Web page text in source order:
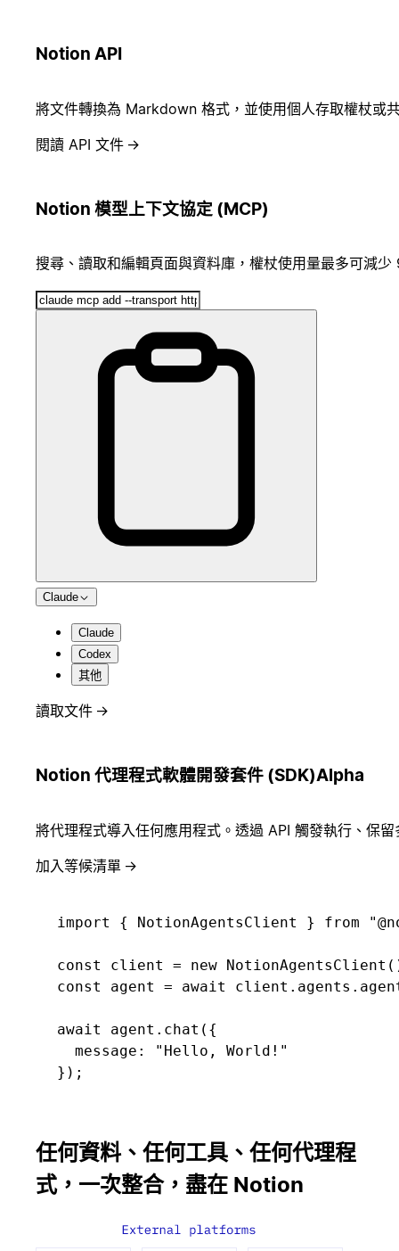
Notion API
將文件轉換為 Markdown 格式，並使用個人存取權杖或
閱讀 API 文件 →
Notion 模型上下文協定 (MCP)
搜尋、讀取和編輯頁面與資料庫，權杖使用量最多可減少
Claude
Claude
Codex
其他
讀取文件 →
Notion 代理程式軟體開發套件 (SDK)Alpha
將代理程式導入任何應用程式。透過 API 觸發執行、保
加入等候清單 →
import { NotionAgentsClient } from
const client = new
const agent = await
await agent.chat({
  message: "Hello, World!"
});
任何資料、任何工具、任何代理程
式，一次整合，盡在 Notion